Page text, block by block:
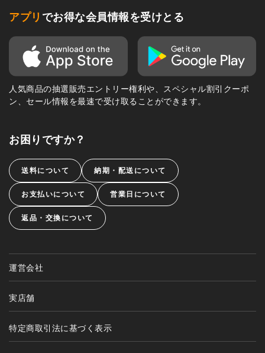
アプリ でお得な会員情報を受けとる
人気商品の抽選販売エントリー権利や、スペシャル割引クーポ
ン、セール情報を最速で受け取ることができます。
お困りですか？
送料について 納期・配送について
お支払いについて 営業日について
返品・交換について
運営会社
実店舗
特定商取引法に基づく表示